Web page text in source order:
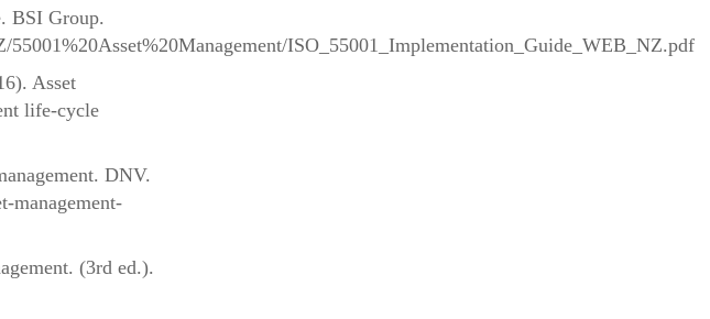
BSI Group.
ISO_55001_Implementation_Guide_WEB_NZ.pdf
Asset
life-cycle
DNV.
management-
(3rd ed.).